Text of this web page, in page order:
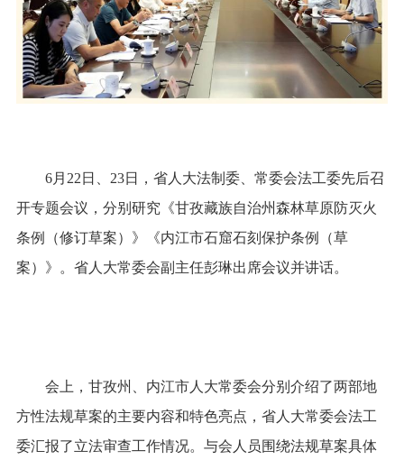
6月22日、23日，省人大法制委、常委会法工委先后召
开专题会议，分别研究《甘孜藏族自治州森林草原防灭火
条例（修订草案）》《内江市石窟石刻保护条例（草
案）》。省人大常委会副主任彭琳出席会议并讲话。
会上，甘孜州、内江市人大常委会分别介绍了两部地
方性法规草案的主要内容和特色亮点，省人大常委会法工
委汇报了立法审查工作情况。与会人员围绕法规草案具体